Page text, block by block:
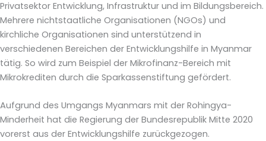
Privatsektor Entwicklung, Infrastruktur und im Bildungsbereich.
Mehrere nichtstaatliche Organisationen (NGOs) und
kirchliche Organisationen sind unterstützend in
verschiedenen Bereichen der Entwicklungshilfe in Myanmar
tätig. So wird zum Beispiel der Mikrofinanz-Bereich mit
Mikrokrediten durch die Sparkassenstiftung gefördert.
Aufgrund des Umgangs Myanmars mit der Rohingya-
Minderheit hat die Regierung der Bundesrepublik Mitte 2020
vorerst aus der Entwicklungshilfe zurückgezogen.